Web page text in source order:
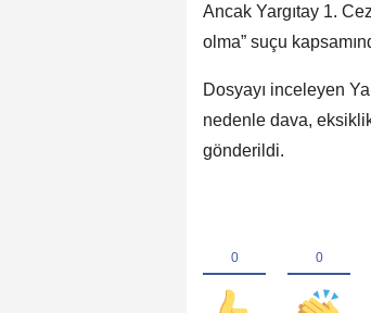
Ancak Yargıtay 1.
olma” suçu
Dosyayı inceleyen
nedenle dava,
gönderildi.